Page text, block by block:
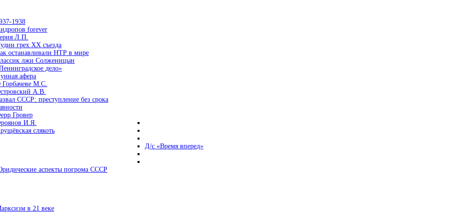
1938
forever
Л.П.
грех ХХ съезда
останавливали НТР в мире
лжи Солженицын
дело»
афера
М.С.
А.В.
СССР: преступление без срока
Гровер
И.Я.
слякоть
Д/с «Время вперед»
аспекты погрома СССР
в 21 веке